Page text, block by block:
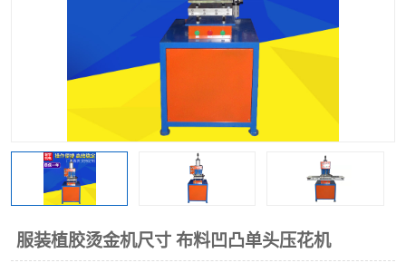
服装植胶烫金机尺寸 布料凹凸单头压花机